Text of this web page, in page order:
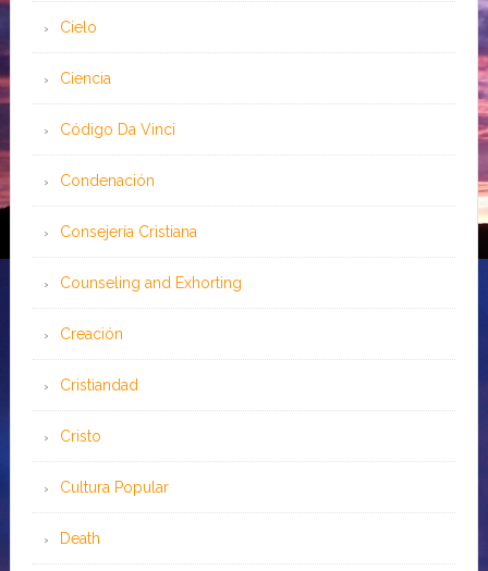
Cielo
Ciencia
Código Da Vinci
Condenación
Consejería Cristiana
Counseling and Exhorting
Creación
Cristiandad
Cristo
Cultura Popular
Death